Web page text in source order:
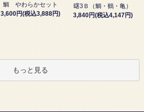
鯛 やわらかセット
3,600円(税込3,888円)
曙3Ｂ（鯛・鶴・亀）
3,840円(税込4,147円)
もっと見る